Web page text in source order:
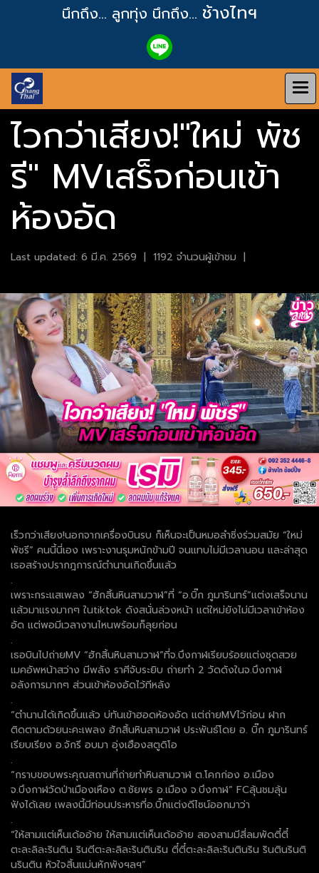
นึกถึง... ลูกทุ่ง นึกถึง... ช้างไทฯ
ไวกว่าเสียง!"ใหม่ พัช
รี" MVเสร็จก่อนเข้า
ห้องอัด
Last updated: 6 มี.ค. 2569 | 1192 จำนวนผู้เข้าชม |
เร็วกว่าเสียง!นอกจากเครื่องบินรบ ก็เห็นจะเป็นหมอลำซิ่งร่วมสมัย “ใหม่
พัชรี” คนนี้นี่เอง เพราะงานรุมหนักข้ามปี จนแทบไม่มีเวลานอน และล่าสุด
เธอสร้างปรากฎการณ์ตำนานเกิดขึ้นแล้ว
.
เพราะกระแสเพลง “ฮักสิ้นหินสามวาฬ”ที่ “อ.บิ๊ก ภูมารินทร์”แต่งเสร็จนาน
แล้วมาแรงมากๆ ในtiktok ดังสนั่นล่วงหน้า แต่ใหม่ยังไม่มีเวลาเข้าห้อง
อัด แต่พอมีเวลางานไหนพร้อมก็ลุยก่อน
.
เธอบินไปถ่ายMV “ฮักสิ้นหินสามวาฬ”ที่จ.บึงกาฬเรียบร้อยแต่งชุดสวย
เมคอัพหน้าสว่าง มีพลัง ราศีจับระยิบ ถ่ายทำ 2 วัดดังในจ.บึงกาฬ
อลังการมากๆ ส่วนเข้าห้องอัดไว้ทีหลัง
.
“ตำนานได้เกิดขึ้นแล้ว บ่ทันเข้าฮอดห้องอัด แต่ถ่ายMVไว้ก่อน ฝาก
ติดตามด้วยนะคะเพลง ฮักสิ้นหินสามวาฬ ประพันธ์โดย อ. บิ๊ก ภูมารินทร์
เรียบเรียง อ.จักรี อบมา อุ่งเฮืองสตูดิโอ
.
“กราบขอบพระคุณสถานที่ถ่ายทำหินสามวาฬ ต.โคกก่อง อ.เมือง
จ.บึงกาฬวัดป่าเมืองเหือง ต.ชัยพร อ.เมือง จ.บึงกาฬ” FCลุ้นชมลุ้น
ฟังได้เลย เพลงนี้มีท่อนประหารที่อ.บิ๊กแต่งดีไซน์ออกมาว่า
.
“ให้สามแต่เห็นเด้ออ้าย ให้สามแต่เห็นเด้ออ้าย สองสามมีสี่ลมพัดตี๋ตี๋
ตะละลิละรินติน รินตีตะละลิละรินตินริน ตี๋ตี๋ตะละลิละรินตินริน รินตินรินติ
นรินติน หัวใจสิ้นแม่นหักพังฯลฯ”